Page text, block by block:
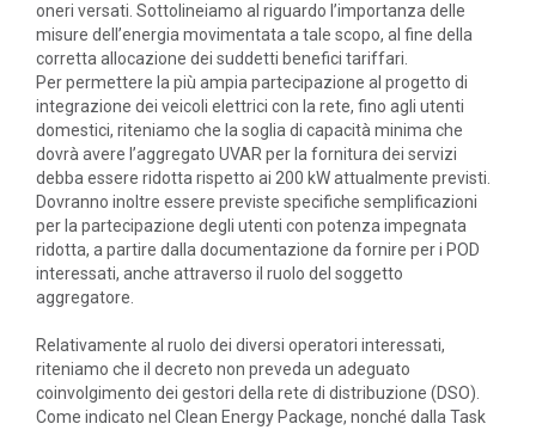
oneri versati. Sottolineiamo al riguardo l’importanza delle
misure dell’energia movimentata a tale scopo, al fine della
corretta allocazione dei suddetti benefici tariffari.
Per permettere la più ampia partecipazione al progetto di
integrazione dei veicoli elettrici con la rete, fino agli utenti
domestici, riteniamo che la soglia di capacità minima che
dovrà avere l’aggregato UVAR per la fornitura dei servizi
debba essere ridotta rispetto ai 200 kW attualmente previsti.
Dovranno inoltre essere previste specifiche semplificazioni
per la partecipazione degli utenti con potenza impegnata
ridotta, a partire dalla documentazione da fornire per i POD
interessati, anche attraverso il ruolo del soggetto
aggregatore.
Relativamente al ruolo dei diversi operatori interessati,
riteniamo che il decreto non preveda un adeguato
coinvolgimento dei gestori della rete di distribuzione (DSO).
Come indicato nel Clean Energy Package, nonché dalla Task